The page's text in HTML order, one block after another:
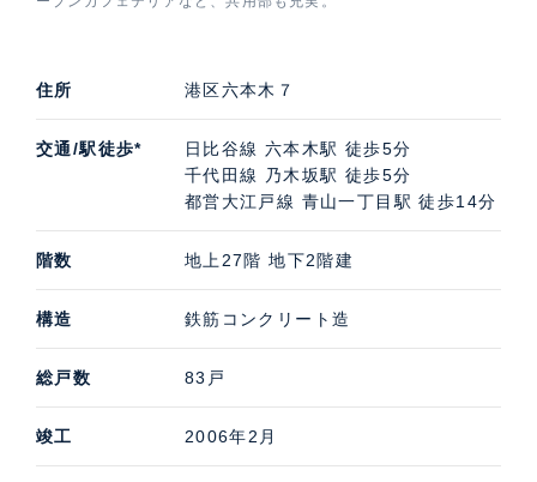
住所 港区六本木７
交通/駅徒歩*
日比谷線 六本木駅 徒歩5分
千代田線 乃木坂駅 徒歩5分
都営大江戸線 青山一丁目駅 徒歩14分
階数 地上27階 地下2階建
構造 鉄筋コンクリート造
総戸数 83戸
竣工 2006年2月